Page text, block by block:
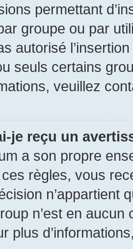
permettant
groupe ou par
autorisé
seuls certains
veuillez
je reçu un
a son propre
règles, vous
n’appartient
n’est en
plus